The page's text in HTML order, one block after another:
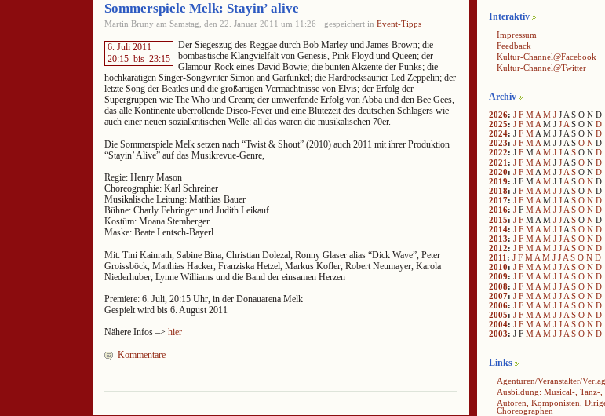
Sommerspiele Melk: Stayin’ alive
Martin Bruny am Samstag, den 22. Januar 2011 um 11:26 · gespeichert in Event-Tipps
6. Juli 2011
20:15 bis 23:15
Der Siegeszug des Reggae durch Bob Marley und James Brown; die
bombastische Klangvielfalt von Genesis, Pink Floyd und Queen; der
Glamour-Rock eines David Bowie; die bunten Akzente der Punks; die
hochkarätigen Singer-Songwriter Simon and Garfunkel; die Hardrocksaurier Led Zeppelin; der
letzte Song der Beatles und die großartigen Vermächtnisse von Elvis; der Erfolg der
Supergruppen wie The Who und Cream; der umwerfende Erfolg von Abba und den Bee Gees,
das alle Kontinente überrollende Disco-Fever und eine Blütezeit des deutschen Schlagers wie
auch einer neuen sozialkritischen Welle: all das waren die musikalischen 70er.
Die Sommerspiele Melk setzen nach “Twist & Shout” (2010) auch 2011 mit ihrer Produktion
“Stayin’ Alive” auf das Musikrevue-Genre,
Regie: Henry Mason
Choreographie: Karl Schreiner
Musikalische Leitung: Matthias Bauer
Bühne: Charly Fehringer und Judith Leikauf
Kostüm: Moana Stemberger
Maske: Beate Lentsch-Bayerl
Mit: Tini Kainrath, Sabine Bina, Christian Dolezal, Ronny Glaser alias “Dick Wave”, Peter
Groissböck, Matthias Hacker, Franziska Hetzel, Markus Kofler, Robert Neumayer, Karola
Niederhuber, Lynne Williams und die Band der einsamen Herzen
Premiere: 6. Juli, 20:15 Uhr, in der Donauarena Melk
Gespielt wird bis 6. August 2011
Nähere Infos –> hier
Kommentare
Interaktiv
Impressum
Feedback
Kultur-Channel@Facebook
Kultur-Channel@Twitter
Archiv
2026: J F M A M J J A S O N D
2025: J F M A M J J A S O N D
2024: J F M A M J J A S O N D
2023: J F M A M J J A S O N D
2022: J F MA M J JA S O N D
2021 : J F M A M J J A S O N D
2020: J F M A M J J A S O N D
2019: J F M A M J J A S O N D
2018: J F M A M J J A S O N D
2017: J F M A M J J A S O N D
2016: J F M A M J J A S O N D
2015: J F M A M J J A S O N D
2014: J F M A M J J A S O N D
2013: J F M A M J J A S O N D
2012: J F M A M J J A S O N D
2011 : J F M A M J J A S O N D
2010: J F M A M J J A S O N D
2009: J F MA M J JA S O N D
2008: J F M A M J J A S O N D
2007: J F M A M J J A S O N D
2006: J F M A M J J A S O N D
2005: J F M A M J J A S O N D
2004: J F M A M J J A S O N D
2003: J F M A M J J A S O N D
Links
Agenturen/Veranstalter/
Ausbildung: Musical-, Tanz-,
Autoren, Komponisten,
Choreographen